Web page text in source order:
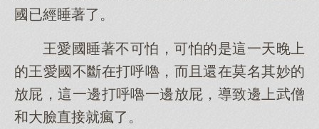
國已經睡著了。
王愛國睡著不可怕，可怕的是這一天晚上
的王愛國不斷在打呼嚕，而且還在莫名其妙的
放屁，這一邊打呼嚕一邊放屁，導致邊上武僧
和大臉直接就瘋了。